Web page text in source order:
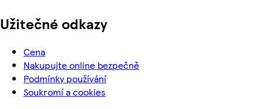
Užitečné odkazy
Cena
Nakupujte online bezpečně
Podmínky používání
Soukromí a cookies